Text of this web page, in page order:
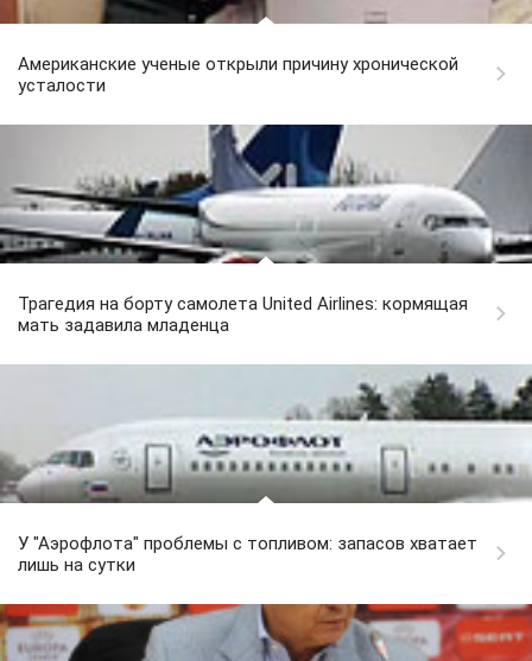
Американские ученые открыли причину хронической
усталости
Трагедия на борту самолета United Airlines: кормящая
мать задавила младенца
У "Аэрофлота" проблемы с топливом: запасов хватает
лишь на сутки